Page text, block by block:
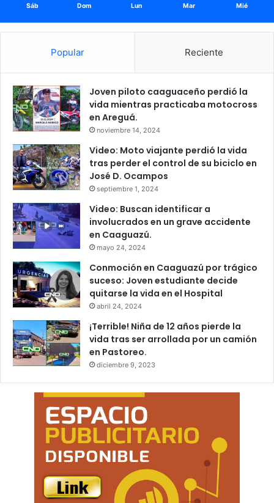
Sáb Dom Lun Mar Mié
Popular Reciente
Joven piloto caaguaceño perdió la
vida mientras practicaba motocross
en Areguá.
noviembre 14, 2024
Video: Moto viajante perdió la vida
tras perder el control de su biciclo en
José D. Ocampos
septiembre 1, 2024
Video: Buscan identificar a
involucrados en un grave accidente
en Caaguazú.
mayo 24, 2024
Conmoción en Caaguazú por trágico
suceso: Joven estudiante decide
quitarse la vida en el Hospital
abril 24, 2024
¡Terrible! Niña de 12 años pierde la
vida tras ser arrollada por un camión
en Pastoreo.
diciembre 9, 2023